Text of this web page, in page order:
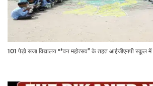
101 पेड़ो सजा विद्यालय "*वन महोत्सव” के तहत आईजीएनपी स्कूल में